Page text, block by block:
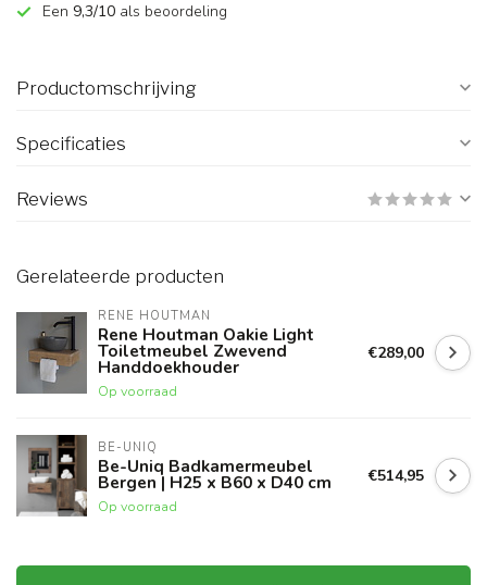
Een 9,3/10 als beoordeling
Productomschrijving
Specificaties
Reviews
Gerelateerde producten
RENE HOUTMAN
Rene Houtman Oakie Light
Toiletmeubel Zwevend
Handdoekhouder
Op voorraad
€289,00
BE-UNIQ
Be-Uniq Badkamermeubel
Bergen | H25 x B60 x D40 cm
Op voorraad
€514,95